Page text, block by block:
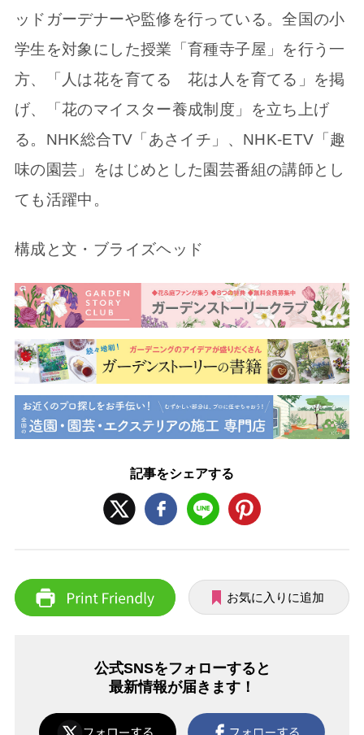
ッドガーデナーや監修を行っている。全国の小
学生を対象にした授業「育種寺子屋」を行う一
方、「人は花を育てる 花は人を育てる」を掲
げ、「花のマイスター養成制度」を立ち上げ
る。NHK総合TV「あさイチ」、NHK-ETV「趣
味の園芸」をはじめとした園芸番組の講師とし
ても活躍中。
構成と文・ブライズヘッド
記事をシェアする
お気に入りに追加
公式SNSをフォローすると
最新情報が届きます！